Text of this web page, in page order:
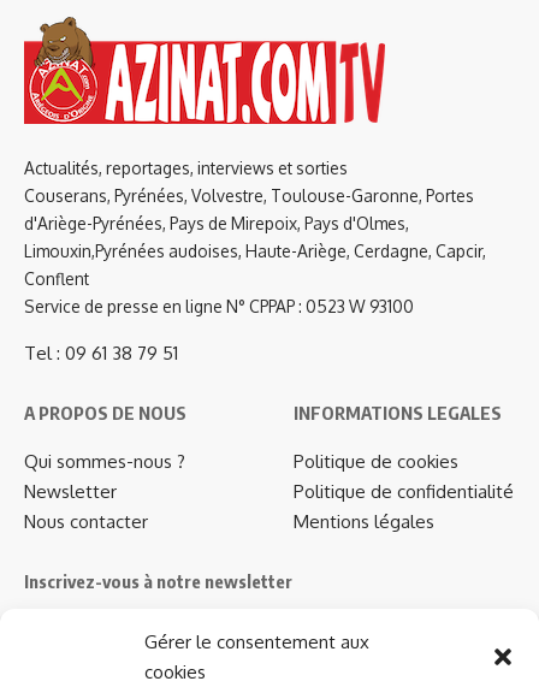
Gérer le consentement aux
cookies
Actualités, reportages, interviews et sorties
Couserans, Pyrénées, Volvestre, Toulouse-Garonne, Portes
d'Ariège-Pyrénées, Pays de Mirepoix, Pays d'Olmes,
Limouxin,Pyrénées audoises, Haute-Ariège, Cerdagne, Capcir,
Conflent
Service de presse en ligne N° CPPAP : 0523 W 93100
Tel : 09 61 38 79 51
A PROPOS DE NOUS
Qui sommes-nous ?
Newsletter
Nous contacter
INFORMATIONS LEGALES
Politique de cookies
Politique de confidentialité
Mentions légales
Inscrivez-vous à notre newsletter
Abonnez-vous à notre